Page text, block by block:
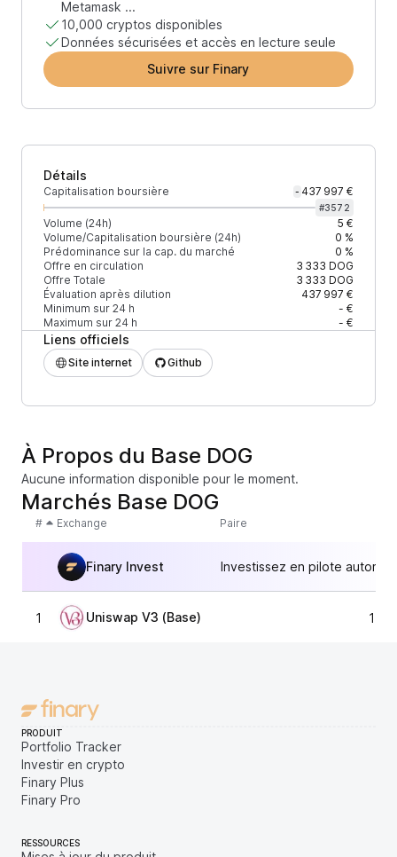
Metamask ...
10,000 cryptos disponibles
Données sécurisées et accès en lecture seule
Suivre sur Finary
Détails
Capitalisation boursière - 437 997 €
#3572
Volume (24h)
5 €
Volume/Capitalisation boursière (24h)
0 %
Prédominance sur la cap. du marché
0 %
Offre en circulation
3 333 DOG
Offre Totale
3 333 DOG
Évaluation après dilution
437 997 €
Minimum sur 24 h
- €
Maximum sur 24 h
- €
Liens officiels
Site internet Github
À Propos du Base DOG
Aucune information disponible pour le moment.
Marchés Base DOG
# Exchange Paire
Finary Invest Investissez en pilote
1 Uniswap V3 (Base)
PRODUIT
Portfolio Tracker
Investir en crypto
Finary Plus
Finary Pro
RESSOURCES